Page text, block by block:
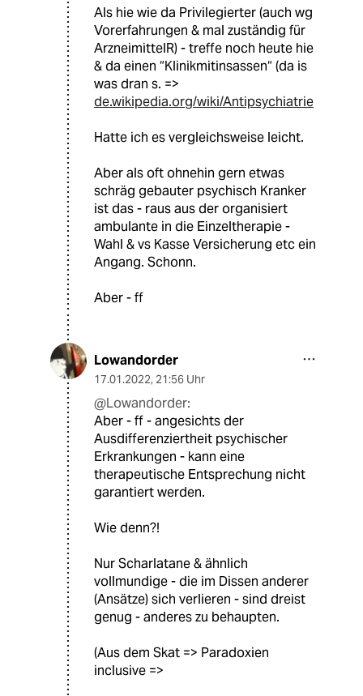
Als hie wie da Privilegierter (auch wg
Vorerfahrungen & mal zuständig für
ArzneimittelR) - treffe noch heute hie
& da einen “Klinikmitinsassen“ (da is
was dran s. =>
de.wikipedia.org/wiki/Antipsychiatrie
Hatte ich es vergleichsweise leicht.
Aber als oft ohnehin gern etwas
schräg gebauter psychisch Kranker
ist das - raus aus der organisiert
ambulante in die Einzeltherapie -
Wahl & vs Kasse Versicherung etc ein
Angang. Schonn.
Aber - ff
Lowandorder
17.01.2022, 21:56 Uhr
@Lowandorder:
Aber - ff - angesichts der
Ausdifferenziertheit psychischer
Erkrankungen - kann eine
therapeutische Entsprechung nicht
garantiert werden.
Wie denn?!
Nur Scharlatane & ähnlich
vollmundige - die im Dissen anderer
(Ansätze) sich verlieren - sind dreist
genug - anderes zu behaupten.
(Aus dem Skat => Paradoxien
inclusive =>